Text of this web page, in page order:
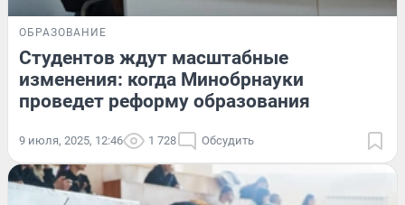
ОБРАЗОВАНИЕ
Студентов ждут масштабные
изменения: когда Минобрнауки
проведет реформу образования
9 июля, 2025, 12:46 1 728 Обсудить